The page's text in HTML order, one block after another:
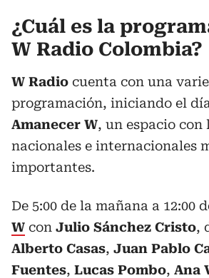
¿Cuál es la
W Radio Colombia?
W Radio cuenta con una
programación, iniciando el
Amanecer W, un espacio con
nacionales e internacionales
importantes.
De 5:00 de la mañana a 12:00
W con Julio Sánchez Cristo,
Alberto Casas, Juan Pablo
Fuentes, Lucas Pombo, Ana